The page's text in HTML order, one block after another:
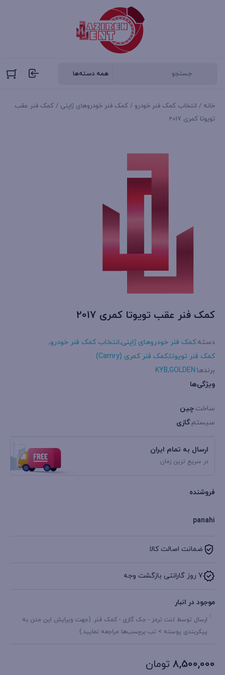
خانه / انتخاب کمک فنر خودرو / کمک فنر خودروهای ژاپنی / کمک فنر عقب
تویوتا کمری 2017
کمک فنر عقب تویوتا کمری 2017
دسته:کمک فنر خودروهای ژاپنی,انتخاب کمک فنر خودرو,
کمک فنر تویوتا,کمک فنر کمری (Camry)
برندها:GOLDEN
,
KYB
ویژگی‌ها
ساخت:چین
سیستم:گازی
ارسال به تمام ایران
در سریع ترین زمان
فروشنده
panahi
ضمانت اصالت کالا
7 روز گارانتی بازگشت وجه
موجود در انبار
ارسال توسط لنت ترمز - جک گازی - کمک فنر. (جهت ویرایش این متن به
پیکربندی پوسته > تب برچسب‌ها مراجعه نمایید.)
8,500,000 تومان